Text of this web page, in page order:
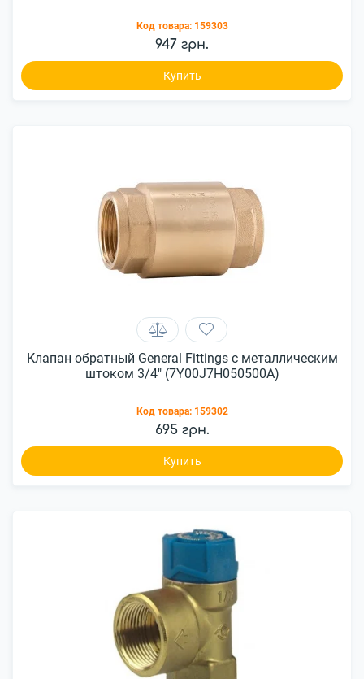
Код товара: 159303
947 грн.
Купить
Клапан обратный General Fittings с металлическим
штоком 3/4" (7Y00J7H050500A)
Код товара: 159302
695 грн.
Купить